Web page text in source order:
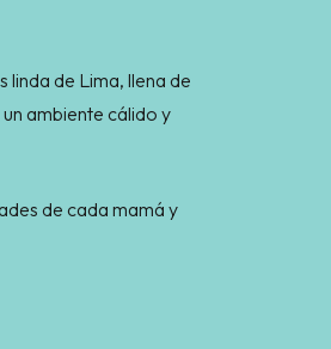
linda de Lima, llena de
ambiente cálido y
de cada mamá y